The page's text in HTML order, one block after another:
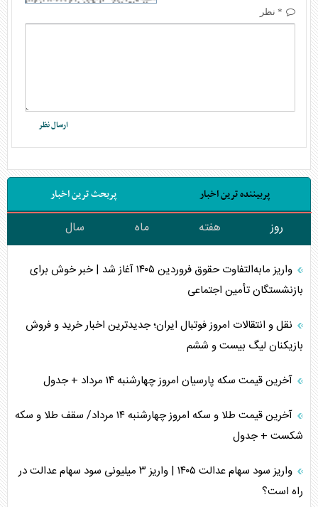
* نظر
پربیننده ترین اخبار پربحث ترین اخبار
روز هفته ماه سال
واریز مابه‌التفاوت حقوق فروردین ۱۴۰۵ آغاز شد | خبر خوش برای
بازنشستگان تأمین اجتماعی
نقل و انتقالات امروز فوتبال ایران؛ جدیدترین اخبار خرید و فروش
بازیکنان لیگ بیست و ششم
آخرین قیمت سکه پارسیان امروز چهارشنبه ۱۴ مرداد + جدول
آخرین قیمت طلا و سکه امروز چهارشنبه ۱۴ مرداد/ سقف طلا و سکه
شکست + جدول
واریز سود سهام عدالت ۱۴۰۵ | واریز ۳ میلیونی سود سهام عدالت در
راه است؟